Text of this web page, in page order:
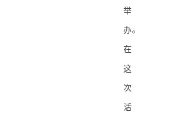
举
办。
在
这
次
活